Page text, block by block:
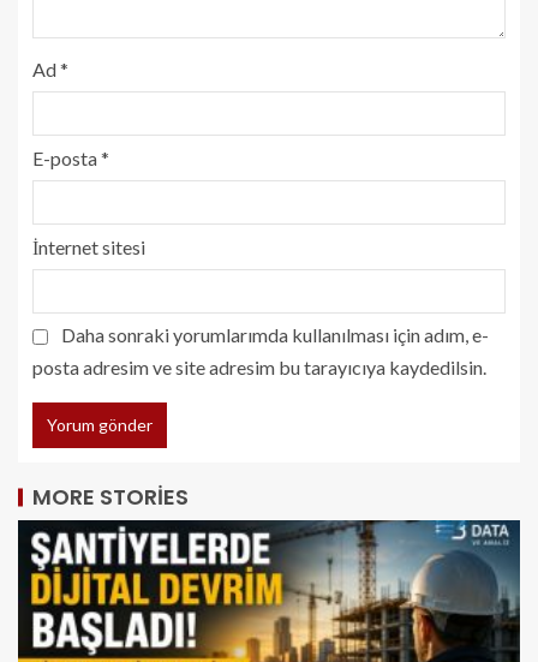
Ad*
E-posta*
İnternet sitesi
Daha sonraki yorumlarımda kullanılması için adım, e-
posta adresim ve site adresim bu tarayıcıya kaydedilsin.
MORE STORIES